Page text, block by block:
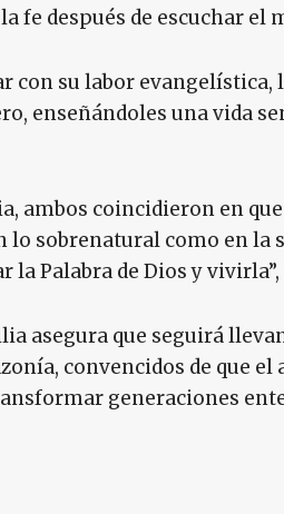
fe después de escuchar el
con su labor evangelística,
enseñándoles una vida
ambos coincidieron en
sobrenatural como en la
Palabra de Dios y
asegura que seguirá
convencidos de que el
generaciones